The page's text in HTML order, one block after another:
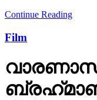
Continue Reading
Film